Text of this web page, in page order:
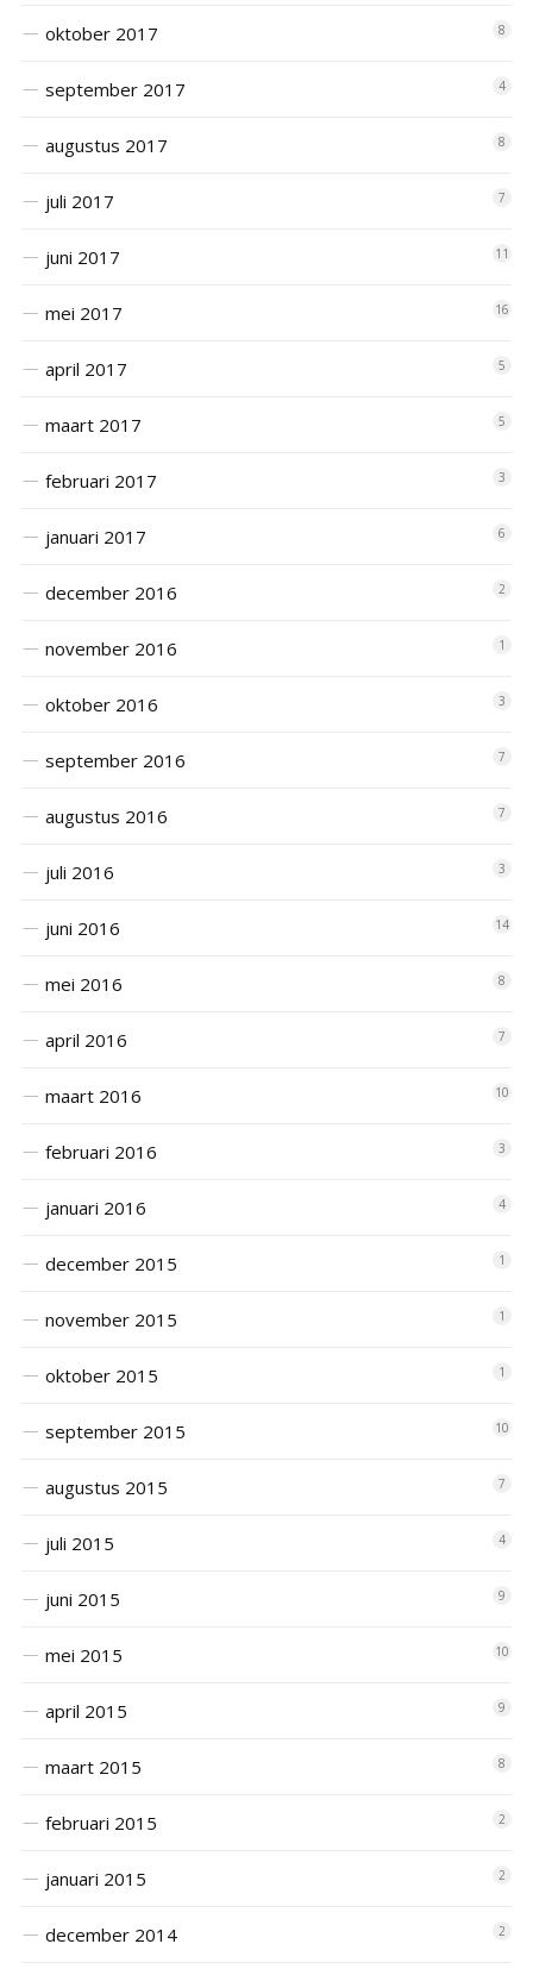
oktober 2017 8
september 2017 4
augustus 2017 8
juli 2017 7
juni 2017 11
mei 2017 16
april 2017 5
maart 2017 5
februari 2017 3
januari 2017 6
december 2016 2
november 2016 1
oktober 2016 3
september 2016 7
augustus 2016 7
juli 2016 3
juni 2016 14
mei 2016 8
april 2016 7
maart 2016 10
februari 2016 3
januari 2016 4
december 2015 1
november 2015 1
oktober 2015 1
september 2015 10
augustus 2015 7
juli 2015 4
juni 2015 9
mei 2015 10
april 2015 9
maart 2015 8
februari 2015 2
januari 2015 2
december 2014 2